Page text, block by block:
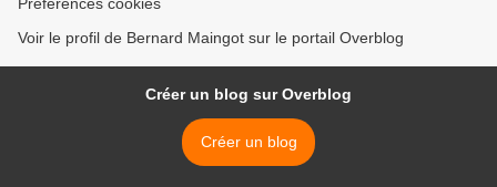
Voir le profil de Bernard Maingot sur le portail Overblog
Créer un blog sur Overblog
Créer un blog